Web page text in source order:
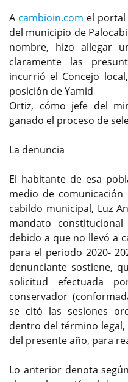
A cambioin.com el portal
del municipio de
nombre, hizo allegar
claramente las
incurrió el Concejo
posición de Yamid
Ortiz, cómo jefe del
ganado el proceso de
La denuncia
El habitante de esa
medio de
cabildo municipal, Luz
mandato
debido a que no llevó a
para el periodo 2020-
denunciante sostiene,
solicitud efectuada
conservador
se citó las sesiones
dentro del término
del presente año, para
Lo anterior denota